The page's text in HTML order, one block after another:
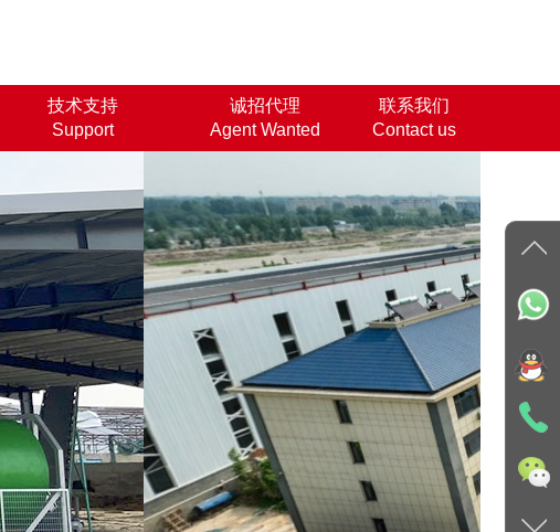
技术支持
Support
诚招代理
Agent Wanted
联系我们
Contact us